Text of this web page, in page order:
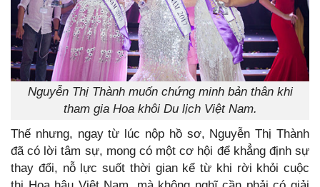
Nguyễn Thị Thành muốn chứng minh bản thân khi
tham gia Hoa khôi Du lịch Việt Nam.
Thế nhưng, ngay từ lúc nộp hồ sơ, Nguyễn Thị Thành
đã có lời tâm sự, mong có một cơ hội để khẳng định sự
thay đổi, nỗ lực suốt thời gian kể từ khi rời khỏi cuộc